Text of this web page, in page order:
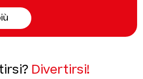
Divertirsi!